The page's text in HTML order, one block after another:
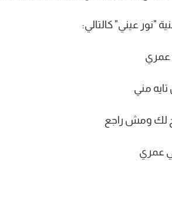
"نور عيني" كالتالي:
عمري
تايه مني
لك ومش راجع
عمري